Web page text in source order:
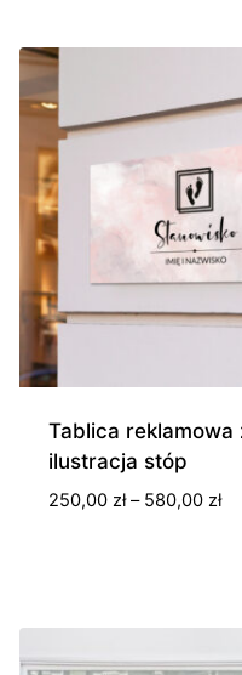
Tablica reklamowa
ilustracja stóp
250,00 zł – 580,00 zł